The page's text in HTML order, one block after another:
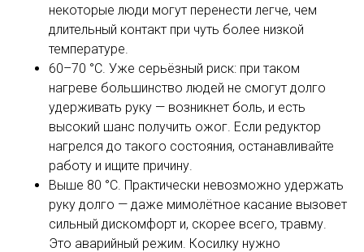
некоторые люди могут перенести легче, чем
длительный контакт при чуть более низкой
температуре.
60–70 °C. Уже серьёзный риск: при таком
нагреве большинство людей не смогут долго
удерживать руку — возникнет боль, и есть
высокий шанс получить ожог. Если редуктор
нагрелся до такого состояния, останавливайте
работу и ищите причину.
Выше 80 °C. Практически невозможно удержать
руку долго — даже мимолётное касание вызовет
сильный дискомфорт и, скорее всего, травму.
Это аварийный режим. Косилку нужно